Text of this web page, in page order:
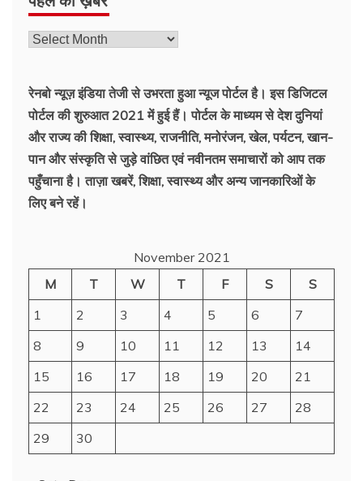
रेनबो न्यूज़ इंडिया तेजी से उभरता हुआ न्‍यूज पोर्टल है। इस डिजिटल
पोर्टल की शुरुआत 2021 में हुई हैं। पोर्टल के माध्यम से देश दुनियां
और राज्य की शिक्षा, स्वास्थ्य, राजनीति, मनोरंजन, खेल, पर्यटन, खान-
पान और संस्कृति से जुड़े वांछित एवं नवीनतम समाचारों को आप तक
पहुँचाना है। ताज़ा खबरें, शिक्षा, स्वास्थ्य और अन्य जानकारिओं के
लिए बने रहें।
November 2021
M
T W T F S
S
1
2 3 4 5 6
7
8
9 10 11 12 13
14
15
16 17 18 19 20
21
22
23 24 25 26 27
28
29
30